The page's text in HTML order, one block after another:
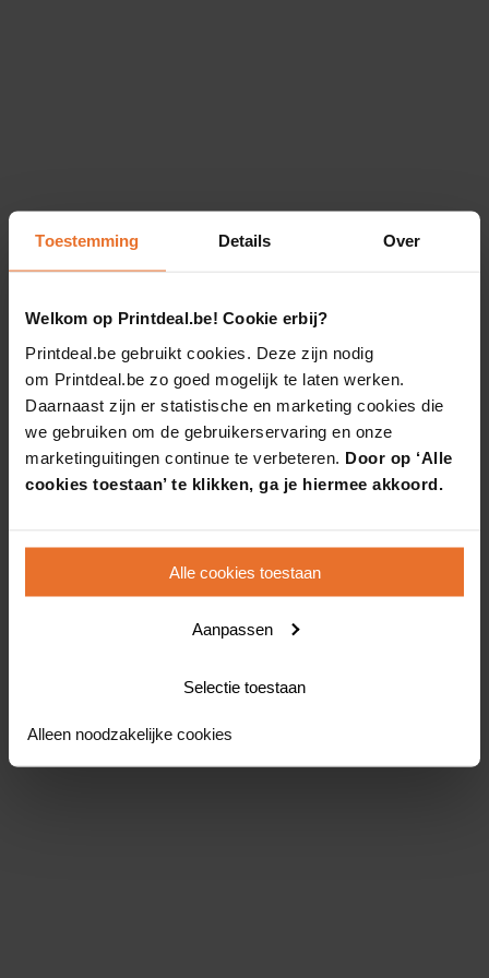
Toestemming Details Over
Welkom op Printdeal.be! Cookie erbij?
Printdeal.be gebruikt cookies. Deze zijn nodig
om Printdeal.be zo goed mogelijk te laten werken.
Daarnaast zijn er statistische en marketing cookies die
we gebruiken om de gebruikerservaring en onze
marketinguitingen continue te verbeteren. Door op ‘Alle
cookies toestaan’ te klikken, ga je hiermee akkoord.
Alle cookies toestaan
Aanpassen
Selectie toestaan
Alleen noodzakelijke cookies